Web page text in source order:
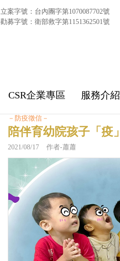
立案字號：台內團字第1070087702號
勸募字號：衛部救字第1151362501號
CSR企業專區 服務介紹
－防疫徵信－
陪伴育幼院孩子「疫
2021/08/17 作者-蕭蕭